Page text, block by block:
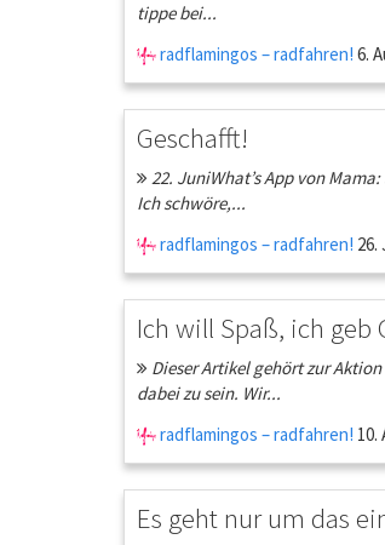
tippe bei...
radflamingos – radfahren! 6.
Geschafft!
22. JuniWhat’s App von
Ich schwöre,...
radflamingos – radfahren! 26.
Ich will Spaß, ich geb
Dieser Artikel gehört zur
dabei zu sein. Wir...
radflamingos – radfahren! 10.
Es geht nur um das